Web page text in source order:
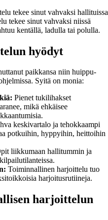
tekee sinut vahvaksi hallituissa
tekee sinut vahvaksi niissä
kentällä, ladulla tai polulla.
hyödyt
paikkansa niin huippu-
Syitä on monia:
Pienet tukilihakset
mikä ehkäisee
keskivartalo ja tehokkaampi
potkuihin, hyppyihin, heittoihin
liikkumaan hallitummin ja
Toiminnallinen harjoittelu tuo
harjoitusrutiineja.
harjoittelun